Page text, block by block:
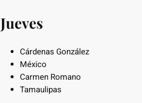
Jueves
Cárdenas González
México
Carmen Romano
Tamaulipas